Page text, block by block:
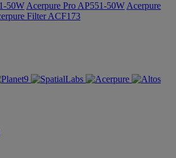
50W Acerpure Pro AP551-50W Acerpure
Filter ACF173